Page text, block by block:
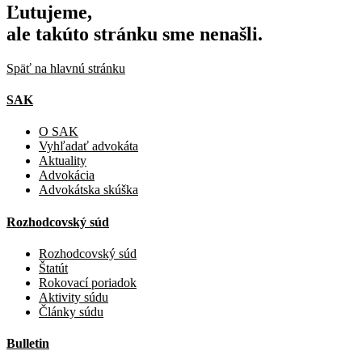
Ľutujeme,
ale takúto stránku sme nenašli.
Späť na hlavnú stránku
SAK
O SAK
Vyhľadať advokáta
Aktuality
Advokácia
Advokátska skúška
Rozhodcovský súd
Rozhodcovský súd
Štatút
Rokovací poriadok
Aktivity súdu
Články súdu
Bulletin